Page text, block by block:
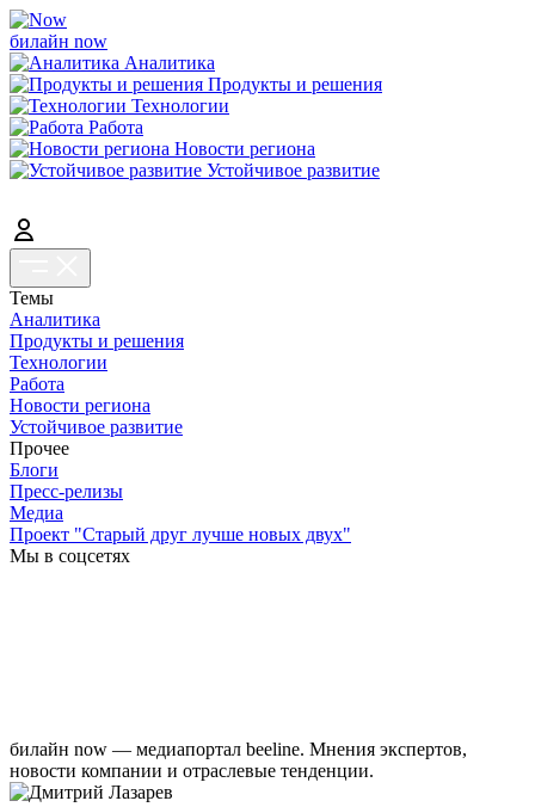
билайн now
Аналитика
Продукты и решения
Технологии
Работа
Новости региона
Устойчивое развитие
Темы
Аналитика
Продукты и решения
Технологии
Работа
Новости региона
Устойчивое развитие
Прочее
Блоги
Пресс-релизы
Медиа
Проект "Старый друг лучше новых двух"
Мы в соцсетях
билайн now — медиапортал beeline. Мнения экспертов,
новости компании и отраслевые тенденции.